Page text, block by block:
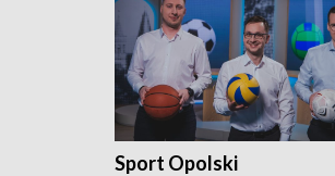
Sport Opolski